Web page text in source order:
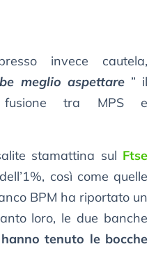
invece cautela,
meglio aspettare ” il
fusione tra MPS e
stamattina sul Ftse
così come quelle
BPM ha riportato un
loro, le due banche
hanno tenuto le bocche